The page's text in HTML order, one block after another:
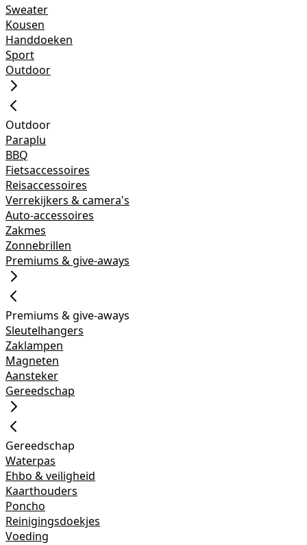
Sweater
Kousen
Handdoeken
Sport
Outdoor
Outdoor
Paraplu
BBQ
Fietsaccessoires
Reisaccessoires
Verrekijkers & camera's
Auto-accessoires
Zakmes
Zonnebrillen
Premiums & give-aways
Premiums & give-aways
Sleutelhangers
Zaklampen
Magneten
Aansteker
Gereedschap
Gereedschap
Waterpas
Ehbo & veiligheid
Kaarthouders
Poncho
Reinigingsdoekjes
Voeding